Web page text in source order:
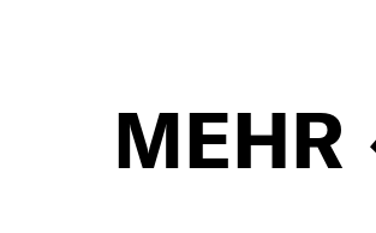
MEHR